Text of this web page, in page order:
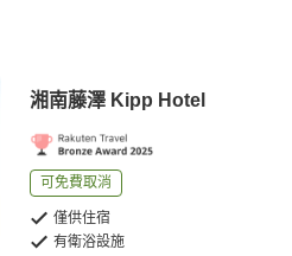
湘南藤澤 Kipp Hotel
可免費取消
僅供住宿
有衛浴設施